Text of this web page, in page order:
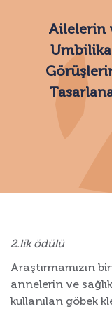
Ailelerin
2.lik ödülü
Araştırmamızın
annelerin ve
kullanılan göbek